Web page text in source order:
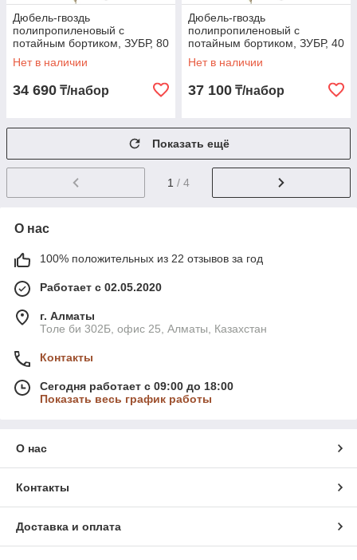
Дюбель-гвоздь
полипропиленовый с
потайным бортиком, ЗУБР, 80
x 8 мм, 800 шт. (4-301340-08-
080)
Нет в наличии
34 690 ₸/набор
Дюбель-гвоздь
полипропиленовый с
потайным бортиком, ЗУБР, 40
x 6 мм, 2000 шт. (4-301340-
06-040)
Нет в наличии
37 100 ₸/набор
Показать ещё
1 / 4
О нас
100% положительных из 22 отзывов за год
Работает с 02.05.2020
г. Алматы
Толе би 302Б, офис 25, Алматы, Казахстан
Контакты
Сегодня работает с 09:00 до 18:00
Показать весь график работы
О нас
Контакты
Доставка и оплата